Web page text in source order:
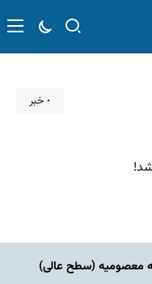
۰ خبر
معصومیه‌ (سطح عالی)